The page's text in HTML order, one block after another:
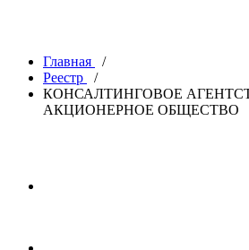
Главная
/
Реестр
/
КОНСАЛТИНГОВОЕ
АКЦИОНЕРНОЕ ОБЩЕСТВО